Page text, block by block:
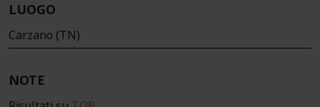
LUOGO
Carzano (TN)
NOTE